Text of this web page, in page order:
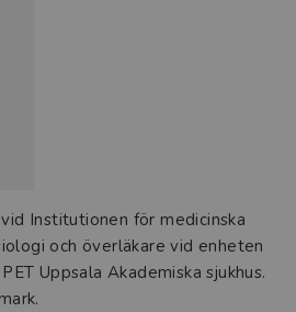
Institutionen för medicinska
och överläkare vid enheten
Uppsala Akademiska sjukhus.